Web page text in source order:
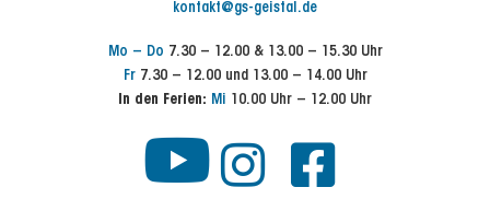
kontakt@gs-geistal.de
Mo – Do 7.30 – 12.00 & 13.00 – 15.30 Uhr
Fr7.30 – 12.00 und 13.00 – 14.00 Uhr
In den Ferien: Mi 10.00 Uhr – 12.00 Uhr
Y I
F